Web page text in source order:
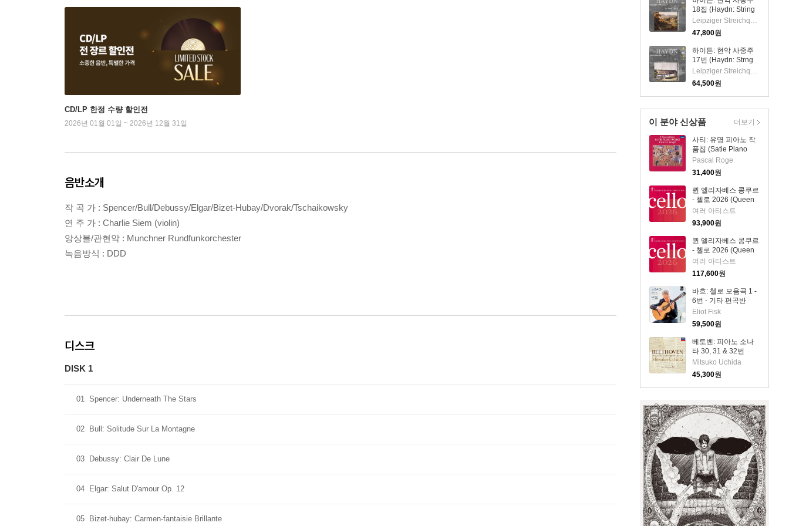
18집 (Haydn: String
Quartets Vol.18)(CD)
- Leipziger
Streichquartett
Leipziger Streichquartett
47,800원
하이든: 현악 사중주
17번 (Haydn: Strng
Quartets Vol.17)
(2CD) - Leipziger
Streichquartett
Leipziger Streichquartett
64,500원
이 분야 신상품
사티: 유명 피아노 작
품집 (Satie Piano
Works - 3
Gymnopedies)
(SHM-CD)(일본반) -
Pascal Roge
Pascal Roge
31,400원
퀸 엘리자베스 콩쿠르
- 첼로 2026 (Queen
Elisabeth
Competition: Cello
2026) (4CD) - 여러
아티스트
여러 아티스트
93,900원
퀸 엘리자베스 콩쿠르
- 첼로 2026 (Queen
Elisabeth
Competition: Cello
2026) (4CD) - 여러
아티스트
여러 아티스트
117,600원
바흐: 첼로 모음곡 1 -
6번 - 기타 편곡반
(Bach: Cello Suite
Nos.1 - 6) (2CD) -
Eliot Fisk
Eliot Fisk
59,500원
베토벤: 피아노 소나
타 30, 31 & 32번
(Beethoven: Piano
Sonatas Nos.30, 31
& 32)(CD) - Mitsuko
Uchida
Mitsuko Uchida
45,300원
더보기
CD/LP 한정 수량 할인전
2026년 01월 01일 ~ 2026년 12월 31일
음반소개
작 곡 가 : Spencer/Bull/Debussy/Elgar/Bizet-Hubay/Dvorak/Tschaikowsky
연 주 가 : Charlie Siem (violin)
앙상블/관현악 : Munchner Rundfunkorchester
녹음방식 : DDD
디스크
DISK 1
01 Spencer: Underneath The Stars
02 Bull: Solitude Sur La Montagne
03 Debussy: Clair De Lune
04 Elgar: Salut D'amour Op. 12
05 Bizet-hubay: Carmen-fantaisie Brillante